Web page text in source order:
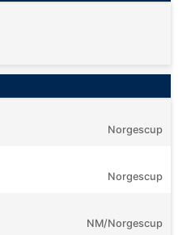
Norgescup
Norgescup
NM/Norgescup